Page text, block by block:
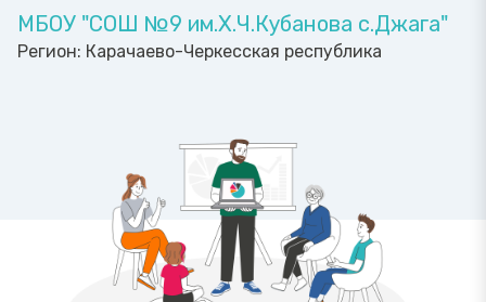
МБОУ "СОШ №9 им.Х.Ч.Кубанова с.Джага"
Регион: Карачаево-Черкесская республика